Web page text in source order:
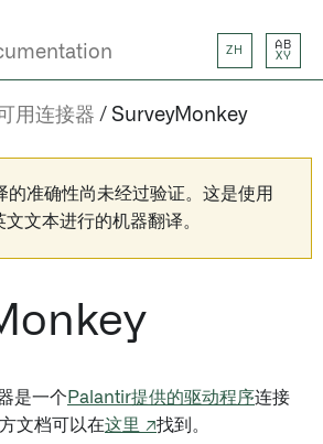
ZH
AB
XY
可用连接器 SurveyMonkey
的准确性尚未经过验证。这是使用
文文本进行的机器翻译。
是一个 Palantir提供的驱动程序连接
文档可以在这里 ↗找到。